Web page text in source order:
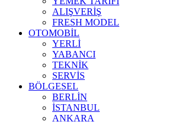
ALIŞVERİŞ
FRESH MODEL
OTOMOBİL
YERLİ
YABANCI
TEKNİK
SERVİS
BÖLGESEL
BERLİN
İSTANBUL
ANKARA